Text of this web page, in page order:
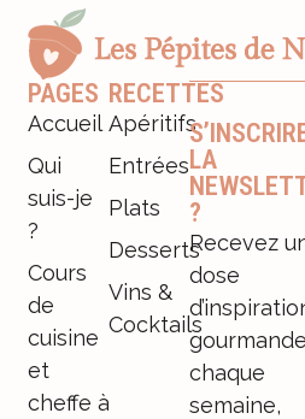
PAGES
Accueil
Qui
suis-je
?
Cours
de
cuisine
et
cheffe à
RECETTES
Apéritifs
Entrées
Plats
Desserts
Vins &
Cocktails
LA
?
Recevez
dose
gourmande
chaque
semaine,